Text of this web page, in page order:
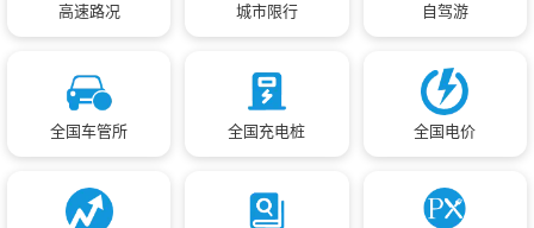
高速路况 城市限行 自驾游
全国车管所 全国充电桩 全国电价